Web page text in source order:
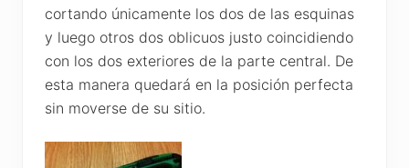
cortando únicamente los dos de las esquinas
y luego otros dos oblicuos justo coincidiendo
con los dos exteriores de la parte central. De
esta manera quedará en la posición perfecta
sin moverse de su sitio.